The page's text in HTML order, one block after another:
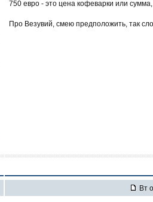
750 евро - это цена кофеварки или
Про Везувий, смею предположить, так
Вт